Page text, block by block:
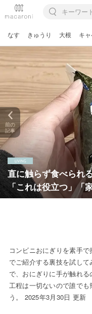
なす きゅうり 大根 キ
直に触らず食べられ
「これは役立つ」「
前の
記事
コンビニおにぎりを素手
でご紹介する裏技を試し
で、おにぎりに手が触れ
工程は一切ないので誰で
う。 2025年3月30日 更新